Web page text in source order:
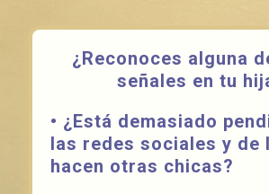
¿Reconoces alguna
señales en tu
• ¿Está demasiado
las redes sociales y de
hacen otras chicas?